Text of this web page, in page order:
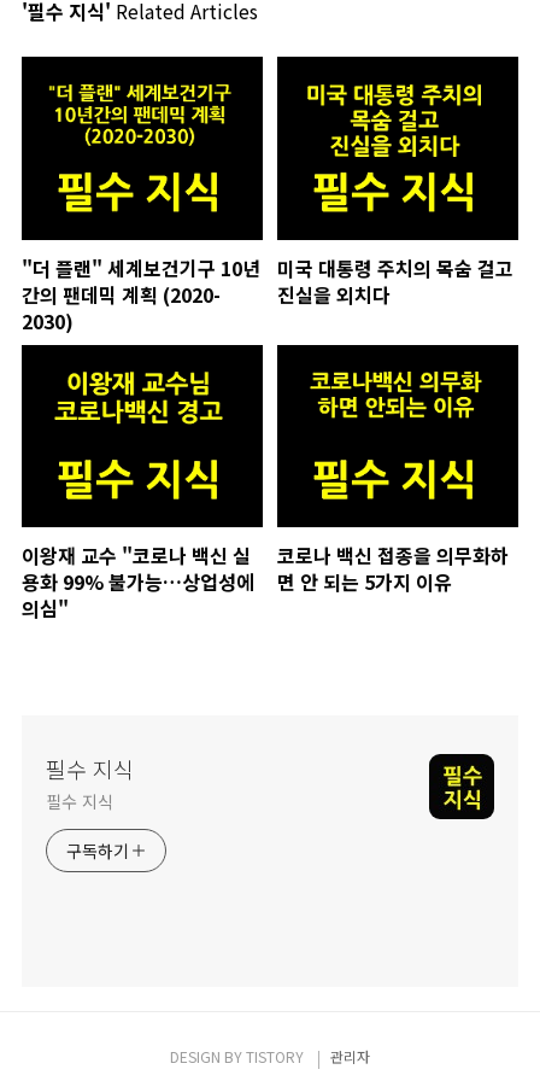
'필수 지식' Related Articles
"더 플랜" 세계보건기구 10년
간의 팬데믹 계획 (2020-
2030)
미국 대통령 주치의 목숨 걸고
진실을 외치다
이왕재 교수 "코로나 백신 실
용화 99% 불가능…상업성에
의심"
코로나 백신 접종을 의무화하
면 안 되는 5가지 이유
필수 지식
필수 지식
구독하기
DESIGN BYTISTORY 관리자